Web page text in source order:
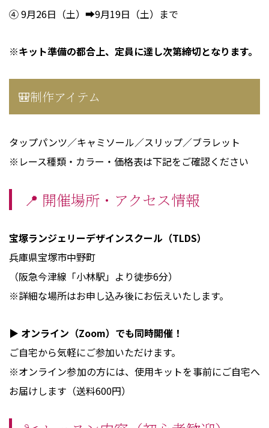
④ 9月26日（土）➡9月19日（土）まで
※キット準備の都合上、定員に達し次第締切となります。
🎒制作アイテム
タップパンツ／キャミソール／スリップ／ブラレット
※レース種類・カラー・価格表は下記をご確認ください
📍 開催場所・アクセス情報
宝塚ランジェリーデザインスクール（TLDS）
兵庫県宝塚市中野町
（阪急今津線「小林駅」より徒歩6分）
※詳細な場所はお申し込み後にお伝えいたします。
▶ オンライン（Zoom）でも同時開催！
ご自宅から気軽にご参加いただけます。
※オンライン参加の方には、使用キットを事前にご自宅へ
お届けします（送料600円）